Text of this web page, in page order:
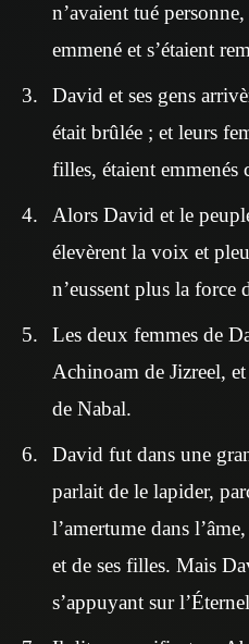
n’avaient tué
emmené et s’étaient
David et ses gens
était brûlée ; et leurs
filles, étaient emmenés
Alors David et le
élevèrent la voix et
n’eussent plus la force
Les deux femmes de
Achinoam de Jizreel,
de Nabal.
David fut dans une
parlait de le lapider,
l’amertume dans
et de ses filles. Mais
s’appuyant sur